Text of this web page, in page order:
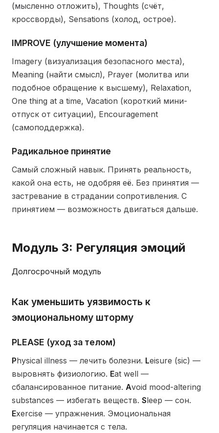
(мысленно отложить), Thoughts (счёт,
кроссворды), Sensations (холод, острое).
IMPROVE (улучшение момента)
Imagery (визуализация безопасного места),
Meaning (найти смысл), Prayer (молитва или
подобное обращение к высшему), Relaxation,
One thing at a time, Vacation (короткий мини-
отпуск от ситуации), Encouragement
(самоподдержка).
Радикальное принятие
Самый сложный навык. Принять реальность,
какой она есть, не одобряя её. Без принятия —
застревание в страдании сопротивления. С
принятием — возможность двигаться дальше.
Модуль 3: Регуляция эмоций
Долгосрочный модуль
Как уменьшить уязвимость к
эмоциональному шторму
PLEASE (уход за телом)
Physical illness — лечить болезни. Leisure (sic) —
выровнять физиологию. Eat well —
сбалансированное питание. Avoid mood-altering
substances — избегать веществ. Sleep — сон.
Exercise — упражнения. Эмоциональная
регуляция начинается с тела.